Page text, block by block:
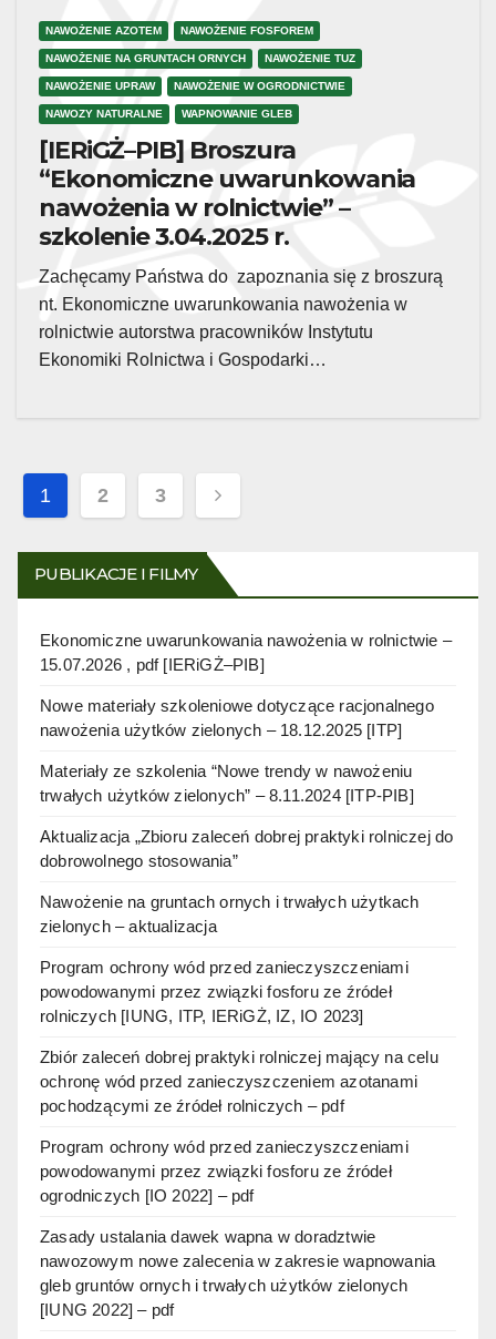
NAWOŻENIE AZOTEM NAWOŻENIE FOSFOREM
NAWOŻENIE NA GRUNTACH ORNYCH NAWOŻENIE TUZ
NAWOŻENIE UPRAW NAWOŻENIE W OGRODNICTWIE
NAWOZY NATURALNE WAPNOWANIE GLEB
[IERiGŻ–PIB] Broszura
“Ekonomiczne uwarunkowania
nawożenia w rolnictwie” –
szkolenie 3.04.2025 r.
Zachęcamy Państwa do zapoznania się z broszurą
nt. Ekonomiczne uwarunkowania nawożenia w
rolnictwie autorstwa pracowników Instytutu
Ekonomiki Rolnictwa i Gospodarki…
Posts
pagination
1 2 3
PUBLIKACJE I FILMY
Ekonomiczne uwarunkowania nawożenia w rolnictwie –
15.07.2026 , pdf [IERiGŻ–PIB]
Nowe materiały szkoleniowe dotyczące racjonalnego
nawożenia użytków zielonych – 18.12.2025 [ITP]
Materiały ze szkolenia “Nowe trendy w nawożeniu
trwałych użytków zielonych” – 8.11.2024 [ITP-PIB]
Aktualizacja „Zbioru zaleceń dobrej praktyki rolniczej do
dobrowolnego stosowania”
Nawożenie na gruntach ornych i trwałych użytkach
zielonych – aktualizacja
Program ochrony wód przed zanieczyszczeniami
powodowanymi przez związki fosforu ze źródeł
rolniczych [IUNG, ITP, IERiGŻ, IZ, IO 2023]
Zbiór zaleceń dobrej praktyki rolniczej mający na celu
ochronę wód przed zanieczyszczeniem azotanami
pochodzącymi ze źródeł rolniczych – pdf
Program ochrony wód przed zanieczyszczeniami
powodowanymi przez związki fosforu ze źródeł
ogrodniczych [IO 2022] – pdf
Zasady ustalania dawek wapna w doradztwie
nawozowym nowe zalecenia w zakresie wapnowania
gleb gruntów ornych i trwałych użytków zielonych
[IUNG 2022] – pdf